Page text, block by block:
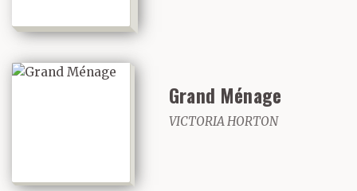
Grand Ménage
VICTORIA HORTON